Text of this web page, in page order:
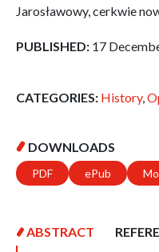
Jarosławowy, cerkwie
PUBLISHED: 17
CATEGORIES: History,
DOWNLOADS
PDF ePub
ABSTRACT